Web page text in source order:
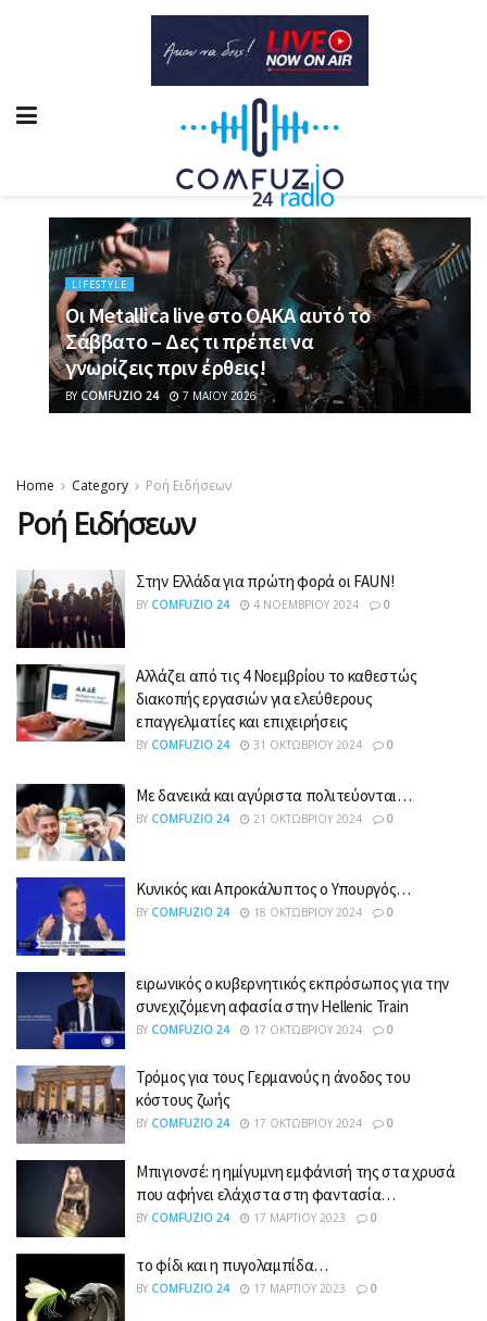
LIFESTYLE
Οι Metallica live στο ΟΑΚΑ αυτό το
Σάββατο – Δες τι πρέπει να
γνωρίζεις πριν έρθεις!
BY COMFUZIO 24 7 ΜΑΪ́ΟΥ 2026
Home Category Ροή Ειδήσεων
Ροή Ειδήσεων
Στην Ελλάδα για πρώτη φορά οι FAUN!
BY COMFUZIO 24 4 ΝΟΕΜΒΡΊΟΥ 2024 0
Αλλάζει από τις 4 Νοεμβρίου το καθεστώς
διακοπής εργασιών για ελεύθερους
επαγγελματίες και επιχειρήσεις
BY COMFUZIO 24 31 ΟΚΤΩΒΡΊΟΥ 2024 0
Με δανεικά και αγύριστα πολιτεύονται…
BY COMFUZIO 24 21 ΟΚΤΩΒΡΊΟΥ 2024 0
Κυνικός και Απροκάλυπτος ο Υπουργός…
BY COMFUZIO 24 18 ΟΚΤΩΒΡΊΟΥ 2024 0
ειρωνικός ο κυβερνητικός εκπρόσωπος για την
συνεχιζόμενη αφασία στην Hellenic Train
BY COMFUZIO 24 17 ΟΚΤΩΒΡΊΟΥ 2024 0
Τρόμος για τους Γερμανούς η άνοδος του
κόστους ζωής
BY COMFUZIO 24 17 ΟΚΤΩΒΡΊΟΥ 2024 0
Μπιγιονσέ: η ημίγυμνη εμφάνισή της στα χρυσά
που αφήνει ελάχιστα στη φαντασία…
BY COMFUZIO 24 17 ΜΑΡΤΊΟΥ 2023 0
το φίδι και η πυγολαμπίδα…
BY COMFUZIO 24 17 ΜΑΡΤΊΟΥ 2023 0